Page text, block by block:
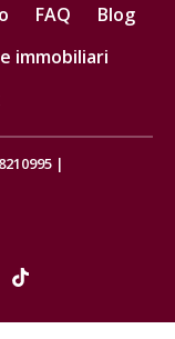
FAQ
Blog
immobiliari
|